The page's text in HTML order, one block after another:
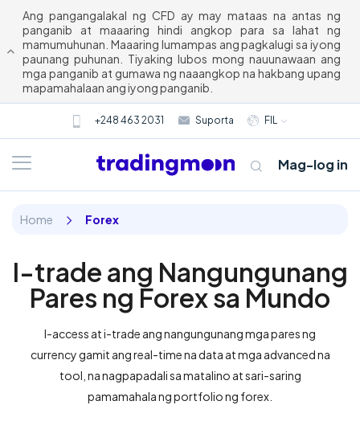
Ang pangangalakal ng CFD ay may mataas na antas ng
panganib at maaaring hindi angkop para sa lahat ng
mamumuhunan. Maaaring lumampas ang pagkalugi sa iyong
paunang puhunan. Tiyaking lubos mong nauunawaan ang
mga panganib at gumawa ng naaangkop na hakbang upang
mapamahalaan ang iyong panganib.
+248 463 2031 Suporta FIL
Tungkol sa amin
Mag-log in
Home Forex
I-trade ang Nangungunang
Pares ng Forex sa Mundo
I-access at i-trade ang nangungunang mga pares ng
currency gamit ang real-time na data at mga advanced na
tool, na nagpapadali sa matalino at sari-saring
pamamahala ng portfolio ng forex.